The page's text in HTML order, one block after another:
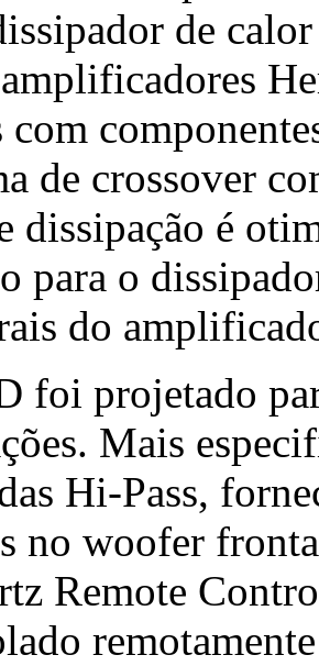
de
de crossover
dissipação é
para o
do
foi projetado
Mais
Hi-Pass,
no woofer
Remote